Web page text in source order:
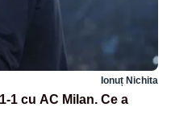
Ionuț Nichita
1 cu AC Milan. Ce a